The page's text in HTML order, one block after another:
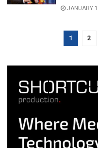
JANUARY
1 2